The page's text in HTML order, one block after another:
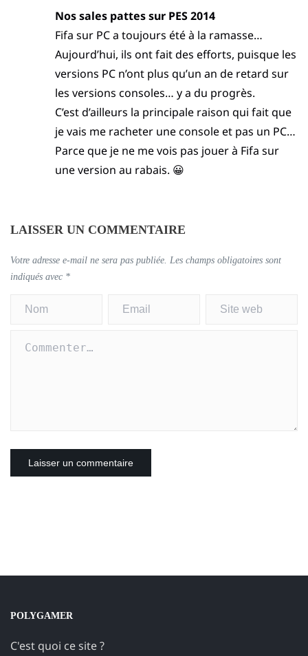
Nos sales pattes sur PES 2014
Fifa sur PC a toujours été à la ramasse…
Aujourd’hui, ils ont fait des efforts, puisque les
versions PC n’ont plus qu’un an de retard sur
les versions consoles… y a du progrès.
C’est d’ailleurs la principale raison qui fait que
je vais me racheter une console et pas un PC…
Parce que je ne me vois pas jouer à Fifa sur
une version au rabais. 😀
LAISSER UN COMMENTAIRE
Votre adresse e-mail ne sera pas publiée. Les champs obligatoires sont
indiqués avec *
POLYGAMER
C'est quoi ce site ?